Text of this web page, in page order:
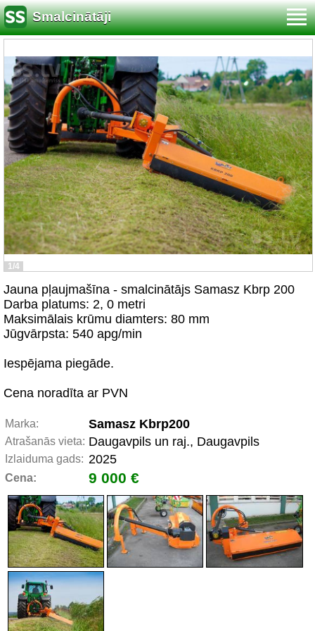
Smalcinātāji
1/4
Jauna pļaujmašīna - smalcinātājs Samasz Kbrp 200
Darba platums: 2, 0 metri
Maksimālais krūmu diamters: 80 mm
Jūgvārpsta: 540 apg/min
Iespējama piegāde.
Cena noradīta ar PVN
Marka: Samasz Kbrp200
Atrašanās vieta: Daugavpils un raj., Daugavpils
Izlaiduma gads: 2025
Cena: 9 000 €